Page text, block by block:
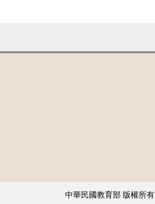
中華民國教育部 版權所有